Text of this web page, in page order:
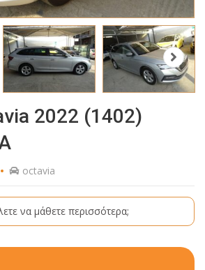
2022 (1402)
octavia
να μάθετε περισσότερα;